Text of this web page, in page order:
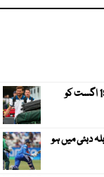
کیریبین پریمیئر لیگ ، قومی کرکٹرز کو این او سی 19 اگست کو
کا مقابلہ دبئی میں ہو